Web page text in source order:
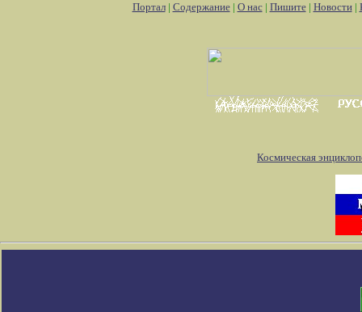
Портал| Содержание| О нас| Пишите| Новости|
Космическая